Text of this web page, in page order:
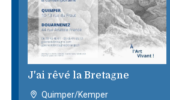
J'ai rêvé la Bretagne
Quimper/Kemper